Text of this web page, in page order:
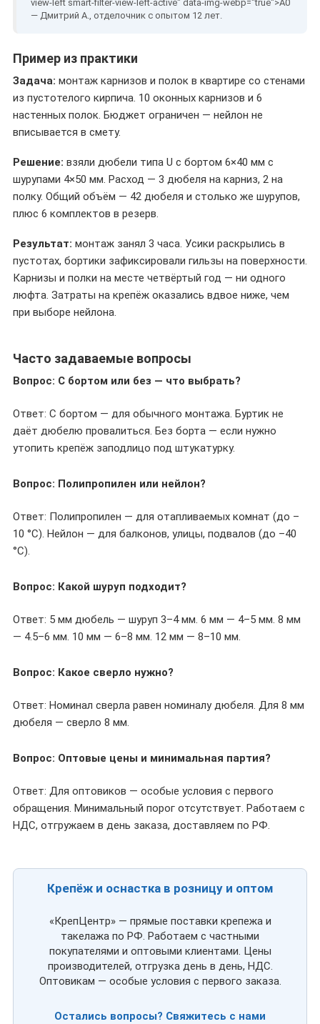
— Дмитрий А., отделочник с опытом 12 лет.
Пример из практики
Задача: монтаж карнизов и полок в квартире со стенами
из пустотелого кирпича. 10 оконных карнизов и 6
настенных полок. Бюджет ограничен — нейлон не
вписывается в смету.
Решение: взяли дюбели типа U с бортом 6×40 мм с
шурупами 4×50 мм. Расход — 3 дюбеля на карниз, 2 на
полку. Общий объём — 42 дюбеля и столько же шурупов,
плюс 6 комплектов в резерв.
Результат: монтаж занял 3 часа. Усики раскрылись в
пустотах, бортики зафиксировали гильзы на поверхности.
Карнизы и полки на месте четвёртый год — ни одного
люфта. Затраты на крепёж оказались вдвое ниже, чем
при выборе нейлона.
Часто задаваемые вопросы
Вопрос: С бортом или без — что выбрать?
Ответ: С бортом — для обычного монтажа. Буртик не
даёт дюбелю провалиться. Без борта — если нужно
утопить крепёж заподлицо под штукатурку.
Вопрос: Полипропилен или нейлон?
Ответ: Полипропилен — для отапливаемых комнат (до –
10 °C). Нейлон — для балконов, улицы, подвалов (до –40
°C).
Вопрос: Какой шуруп подходит?
Ответ: 5 мм дюбель — шуруп 3–4 мм. 6 мм — 4–5 мм. 8 мм
— 4.5–6 мм. 10 мм — 6–8 мм. 12 мм — 8–10 мм.
Вопрос: Какое сверло нужно?
Ответ: Номинал сверла равен номиналу дюбеля. Для 8 мм
дюбеля — сверло 8 мм.
Вопрос: Оптовые цены и минимальная партия?
Ответ: Для оптовиков — особые условия с первого
обращения. Минимальный порог отсутствует. Работаем с
НДС, отгружаем в день заказа, доставляем по РФ.
Крепёж и оснастка в розницу и оптом
«КрепЦентр» — прямые поставки крепежа и
такелажа по РФ. Работаем с частными
покупателями и оптовыми клиентами. Цены
производителей, отгрузка день в день, НДС.
Оптовикам — особые условия с первого заказа.
Остались вопросы? Свяжитесь с нами